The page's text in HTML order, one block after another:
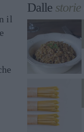
il
Dalle storie